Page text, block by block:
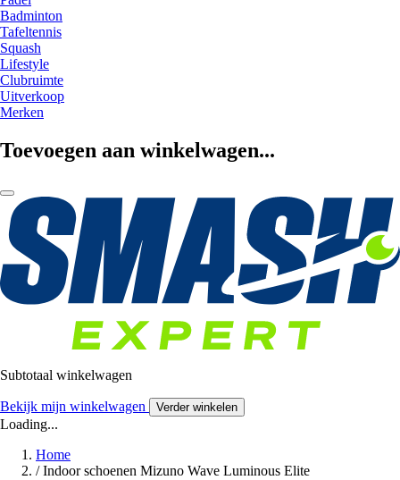
Badminton
Tafeltennis
Squash
Lifestyle
Clubruimte
Uitverkoop
Merken
Toevoegen aan winkelwagen...
Subtotaal winkelwagen
Bekijk mijn winkelwagen Verder winkelen
Loading...
Home
/ Indoor schoenen Mizuno Wave Luminous Elite